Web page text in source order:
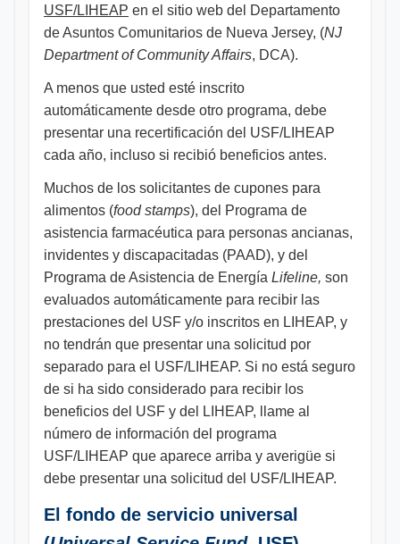
USF/LIHEAP en el sitio web del Departamento
de Asuntos Comunitarios de Nueva Jersey, (NJ
Department of Community Affairs, DCA).
A menos que usted esté inscrito
automáticamente desde otro programa, debe
presentar una recertificación del USF/LIHEAP
cada año, incluso si recibió beneficios antes.
Muchos de los solicitantes de cupones para
alimentos (food stamps), del Programa de
asistencia farmacéutica para personas ancianas,
invidentes y discapacitadas (PAAD), y del
Programa de Asistencia de Energía Lifeline, son
evaluados automáticamente para recibir las
prestaciones del USF y/o inscritos en LIHEAP, y
no tendrán que presentar una solicitud por
separado para el USF/LIHEAP. Si no está seguro
de si ha sido considerado para recibir los
beneficios del USF y del LIHEAP, llame al
número de información del programa
USF/LIHEAP que aparece arriba y averigüe si
debe presentar una solicitud del USF/LIHEAP.
El fondo de servicio universal